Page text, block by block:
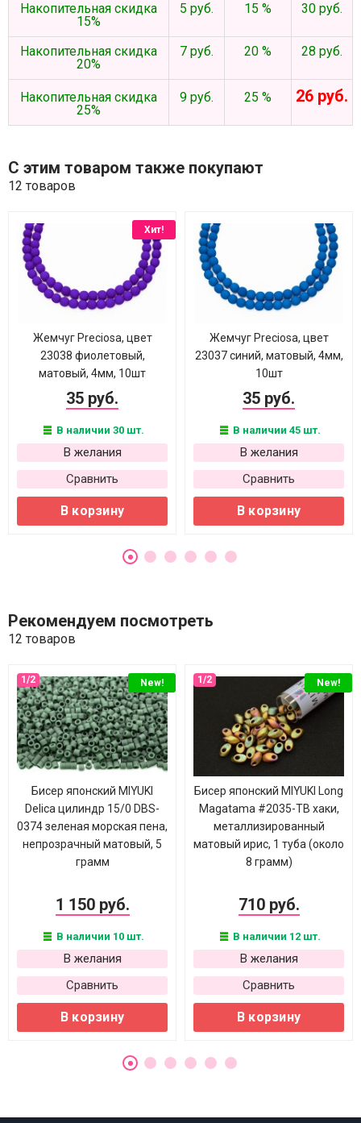
Накопительная скидка
15%
5 руб. 15 % 30 руб.
Накопительная скидка
20%
7 руб. 20 % 28 руб.
Накопительная скидка
25%
9 руб. 25 % 26 руб.
С этим товаром также покупают
12 товаров
Хит!
Жемчуг Preciosa, цвет
23038 фиолетовый,
матовый, 4мм, 10шт
35 руб.
В наличии 30 шт.
В желания
Сравнить
В корзину
Жемчуг Preciosa, цвет
23037 синий, матовый, 4мм,
10шт
35 руб.
В наличии 45 шт.
В желания
Сравнить
В корзину
Рекомендуем посмотреть
12 товаров
New!
Бисер японский MIYUKI
Delica цилиндр 15/0 DBS-
0374 зеленая морская пена,
непрозрачный матовый, 5
грамм
1 150 руб.
В наличии 10 шт.
В желания
Сравнить
В корзину
New!
Бисер японский MIYUKI Long
Magatama #2035-TB хаки,
металлизированный
матовый ирис, 1 туба (около
8 грамм)
710 руб.
В наличии 12 шт.
В желания
Сравнить
В корзину